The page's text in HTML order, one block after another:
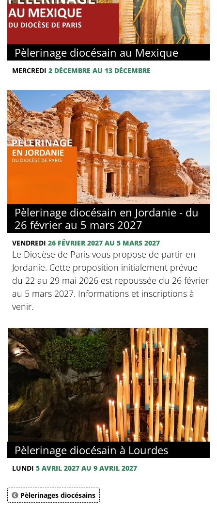
Pèlerinage diocésain au Mexique
MERCREDI 2 DÉCEMBRE AU 13 DÉCEMBRE
Pèlerinage diocésain en Jordanie - du
26 février au 5 mars 2027
VENDREDI 26 FÉVRIER 2027 AU 5 MARS 2027
Le Diocèse de Paris vous propose de partir en
Jordanie. Cette proposition initialement prévue
du 22 au 29 mai 2026 est repoussée du 26 février
au 5 mars 2027. Informations et inscriptions à
venir.
Pèlerinage diocésain à Lourdes
LUNDI 5 AVRIL 2027 AU 9 AVRIL 2027
Pèlerinages diocésains